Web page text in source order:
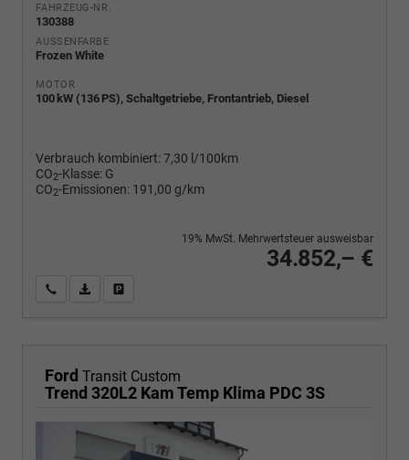
FAHRZEUG-NR.
130388
AUSSENFARBE
Frozen White
MOTOR
100 kW (136 PS), Schaltgetriebe, Frontantrieb, Diesel
Verbrauch kombiniert:7,30 l/100km
CO2-Klasse: G
CO2-Emissionen: 191,00 g/km
34.852,– €
19% MwSt. Mehrwertsteuer ausweisbar
Wir rufen Sie anPDF-Fahrzeugexposé drucken
Ford Transit Custom
Trend 320L2 Kam Temp Klima PDC 3S